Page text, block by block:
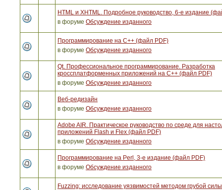
HTML и XHTML. Подробное руководство, 6-е издание
в форуме Обсуждение изданного
Программирование на C++ (файл PDF)
в форуме Обсуждение изданного
Qt. Профессиональное программирование. Разработка
кроссплатформенных приложений на С++ (файл PDF)
в форуме Обсуждение изданного
Веб-редизайн
в форуме Обсуждение изданного
Adobe AIR. Практическое руководство по среде для
приложений Flash и Flex (файл PDF)
в форуме Обсуждение изданного
Программирование на Perl, 3-е издание (файл PDF)
в форуме Обсуждение изданного
Fuzzing: исследование уязвимостей методом грубой